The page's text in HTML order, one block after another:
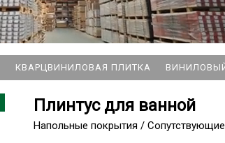
КВАРЦВИНИЛОВАЯ ПЛИТКА
Плинтус для ванной
Напольные покрытия /